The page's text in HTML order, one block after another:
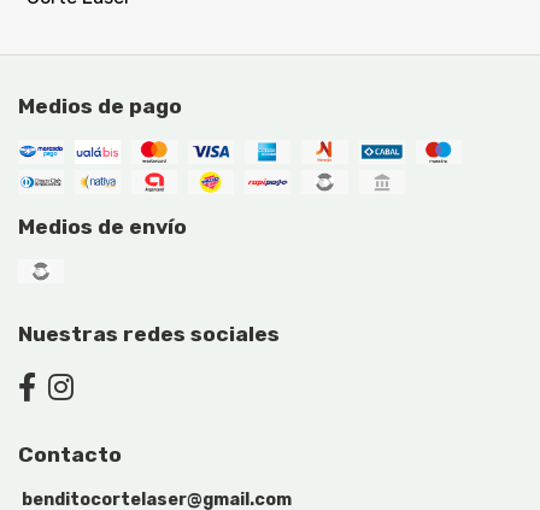
Medios de pago
Medios de envío
Nuestras redes sociales
Contacto
benditocortelaser@gmail.com